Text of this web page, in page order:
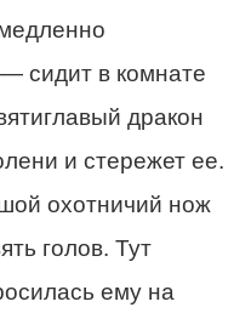
сидит в комнате
дракон
и стережет ее.
охотничий нож
голов. Тут
ему на